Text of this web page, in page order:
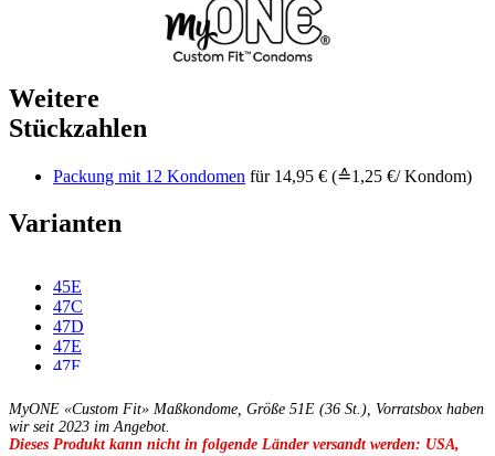
Weitere
Stückzahlen
Packung mit 12 Kondomen für 14,95 € (≙1,25 €/ Kondom)
Varianten
45E
47C
47D
47E
47F
49D
49E
49F
MyONE «Custom Fit» Maßkondome, Größe 51E (36 St.), Vorratsbox haben
wir seit 2023 im Angebot.
Dieses Produkt kann nicht in folgende Länder versandt werden: USA,